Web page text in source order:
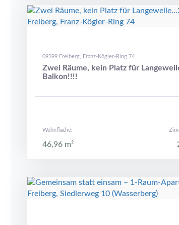
09599 Freiberg, Franz-Kögler-Ring 74
Zwei Räume, kein Platz für
Balkon!!!!
Wohnfläche:
46,96 m²